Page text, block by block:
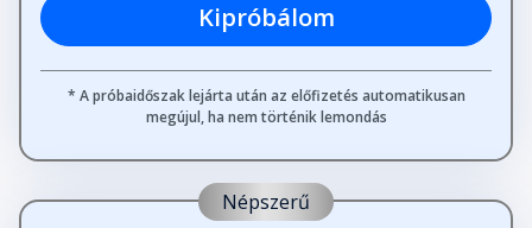
Kipróbálom
* A próbaidőszak lejárta után az előfizetés automatikusan
megújul, ha nem történik lemondás
Népszerű